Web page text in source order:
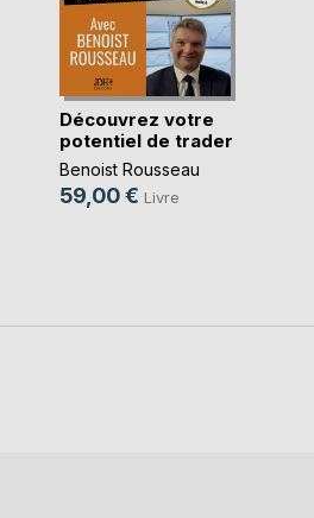
Découvrez votre
potentiel de trader
Benoist Rousseau
59,00 € Livre